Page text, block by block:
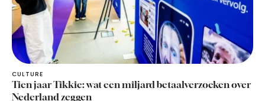
CULTURE
Tien jaar Tikkie: wat een miljard betaalverzoeken over
Nederland zeggen